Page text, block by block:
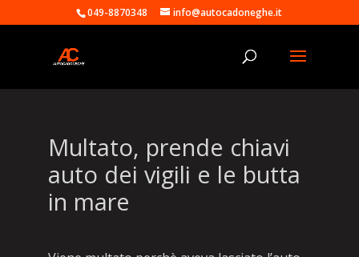
049-8870348 info@autocadoneghe.it
Multato, prende chiavi
auto dei vigili e le butta
in mare